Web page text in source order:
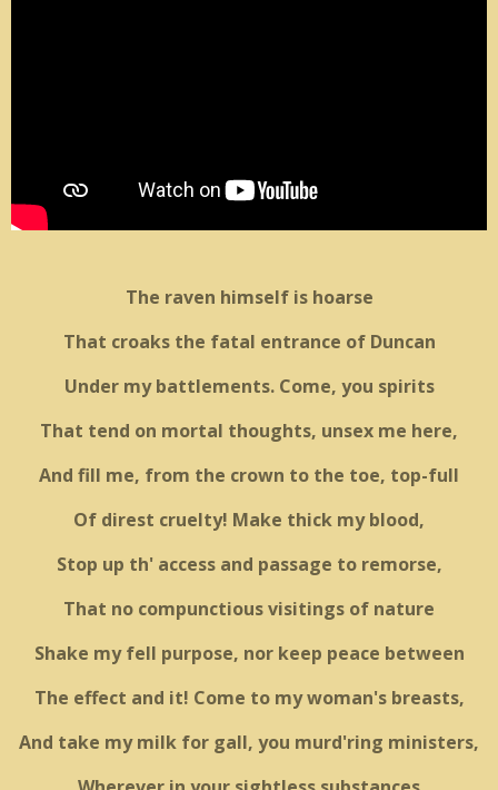
The raven himself is hoarse
That croaks the fatal entrance of Duncan
Under my battlements. Come, you spirits
That tend on mortal thoughts, unsex me here,
And fill me, from the crown to the toe, top-full
Of direst cruelty! Make thick my blood,
Stop up th' access and passage to remorse,
That no compunctious visitings of nature
Shake my fell purpose, nor keep peace between
The effect and it! Come to my woman's breasts,
And take my milk for gall, you murd'ring ministers,